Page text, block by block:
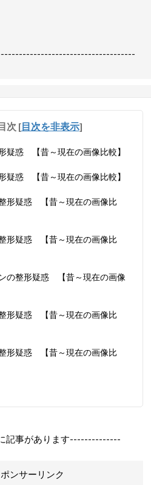
次 [目次を非表示]
疑惑 【昔～現在の画像比較】
疑惑 【昔～現在の画像比較】
形疑惑 【昔～現在の画像比
形疑惑 【昔～現在の画像比
の整形疑惑 【昔～現在の画像
形疑惑 【昔～現在の画像比
形疑惑 【昔～現在の画像比
記事があります--------------
ンサーリンク